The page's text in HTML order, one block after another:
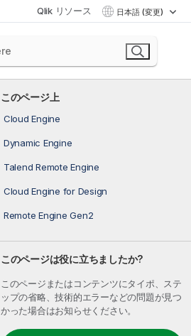
Qlik リソース 日本語 (変更)
このページ上
Cloud Engine
Dynamic Engine
Talend Remote Engine
Cloud Engine for Design
Remote Engine Gen2
このページは役に立ちましたか?
このページまたはコンテンツにタイポ、ステ
ップの省略、技術的エラーなどの問題が見つ
かった場合はお知らせください。